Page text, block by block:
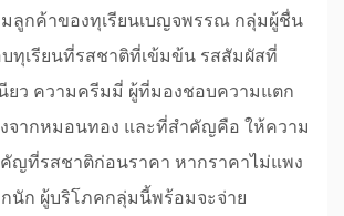
ลูกค้าของทุเรียนเบญจพรรณ กลุ่มผู้ชื่น
ทุเรียนที่รสชาติที่เข้มข้น รสสัมผัสที่
ยว ความครีมมี่ ผู้ที่มองชอบความแตก
จากหมอนทอง และที่สำคัญคือ ให้ความ
ญที่รสชาติก่อนราคา หากราคาไม่แพง
นัก ผู้บริโภคกลุ่มนี้พร้อมจะจ่าย